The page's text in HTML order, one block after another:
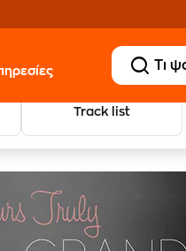
Track list